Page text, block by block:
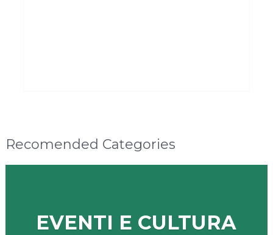
Recomended Categories
EVENTI E CULTURA